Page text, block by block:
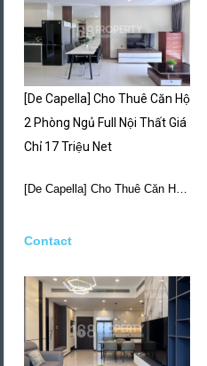
[De Capella] Cho Thuê Căn Hộ
2 Phòng Ngủ Full Nội Thất Giá
Chỉ 17 Triệu Net
[De Capella] Cho Thuê Căn Hộ 2 Phòng Ngủ…
Contact